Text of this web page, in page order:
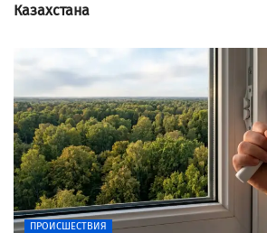
Казахстана
ПРОИСШЕСТВИЯ